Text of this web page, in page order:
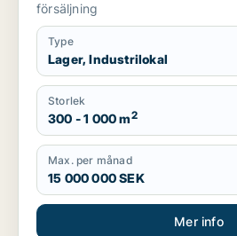
försäljning
Type
Lager, Industrilokal
Storlek
300 - 1 000 m2
Max. per månad
15 000 000 SEK
Mer info